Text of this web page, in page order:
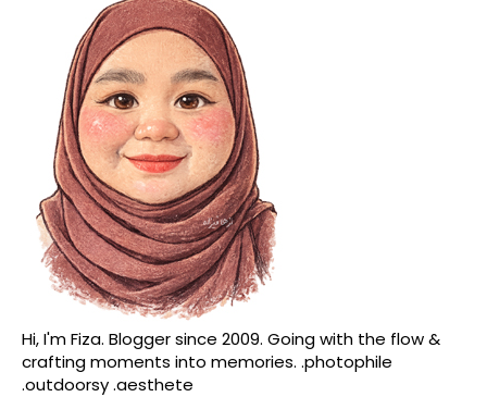
Hi, I'm Fiza. Blogger since 2009. Going with the flow &
crafting moments into memories. .photophile
.outdoorsy .aesthete